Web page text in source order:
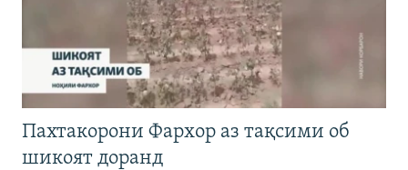
Пахтакорони Фархор аз тақсими об
шикоят доранд